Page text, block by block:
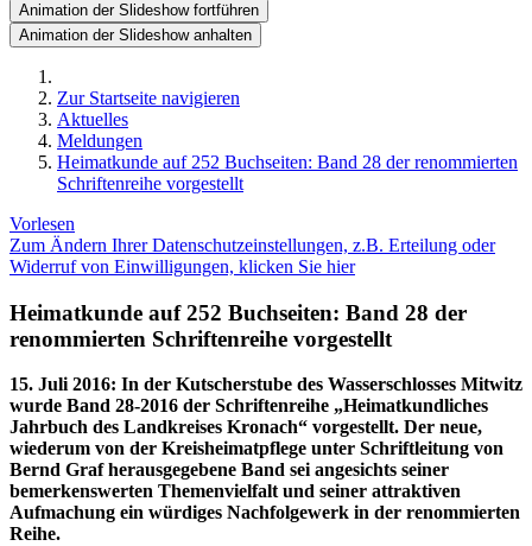
Animation der Slideshow fortführen
Animation der Slideshow anhalten
Zur Startseite navigieren
Aktuelles
Meldungen
Heimatkunde auf 252 Buchseiten: Band 28 der renommierten
Schriftenreihe vorgestellt
Vorlesen
Zum Ändern Ihrer Datenschutzeinstellungen, z.B. Erteilung oder
Widerruf von Einwilligungen, klicken Sie hier
Heimatkunde auf 252 Buchseiten: Band 28 der
renommierten Schriftenreihe vorgestellt
15. Juli 2016: In der Kutscherstube des Wasserschlosses Mitwitz
wurde Band 28-2016 der Schriftenreihe „Heimatkundliches
Jahrbuch des Landkreises Kronach“ vorgestellt. Der neue,
wiederum von der Kreisheimatpflege unter Schriftleitung von
Bernd Graf herausgegebene Band sei angesichts seiner
bemerkenswerten Themenvielfalt und seiner attraktiven
Aufmachung ein würdiges Nachfolgewerk in der renommierten
Reihe.